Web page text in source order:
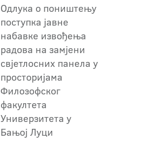
Одлука о поништењу
поступкa јавне
набавке извођења
радова на замјени
свјетлосних панела у
просторијама
Филозофског
факултета
Универзитета у
Бањој Луци